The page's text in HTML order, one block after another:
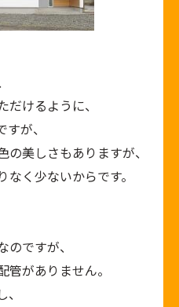
だけるように、
が、
美しさもありますが、
く少ないからです。
ですが、
管がありません。